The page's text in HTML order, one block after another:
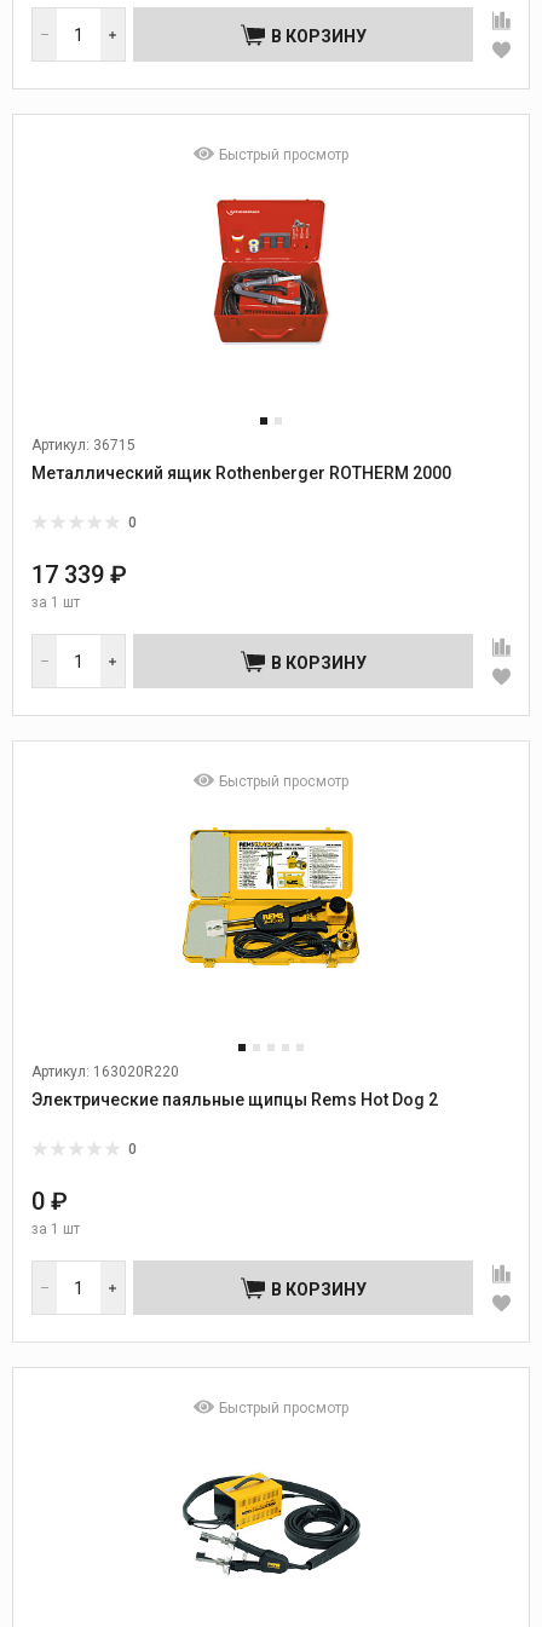
В КОРЗИНУ
Быстрый просмотр
Артикул: 36715
Металлический ящик Rothenberger ROTHERM 2000
0
17 339 ₽
за 1 шт
В КОРЗИНУ
Быстрый просмотр
Артикул: 163020R220
Электрические паяльные щипцы Rems Hot Dog 2
0
0 ₽
за 1 шт
В КОРЗИНУ
Быстрый просмотр